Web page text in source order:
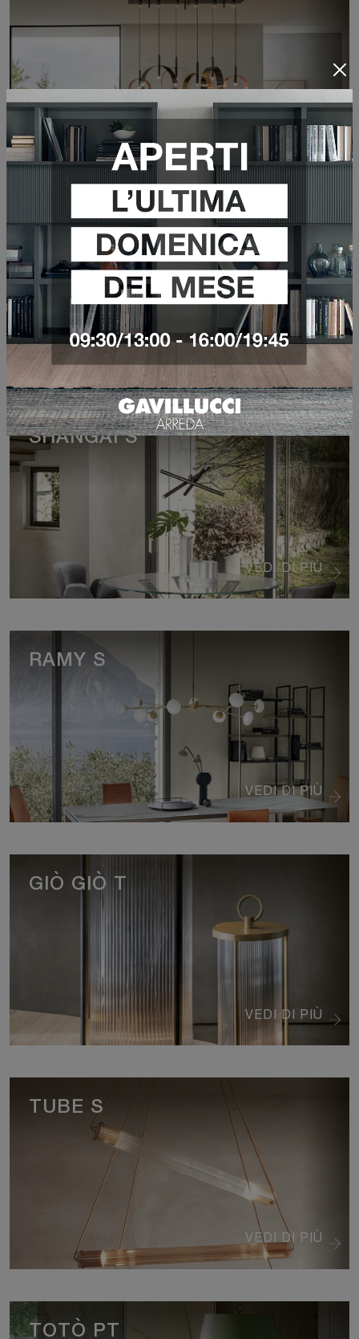
VEDI DI PIÙ
VEDI DI PIÙ
TWIST S
VEDI DI PIÙ
SHANGAI S
VEDI DI PIÙ
RAMY S
VEDI DI PIÙ
GIÒ GIÒ T
VEDI DI PIÙ
TUBE S
TOTÒ PT